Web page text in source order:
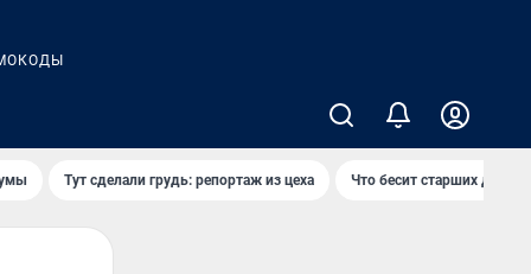
Тут сделали грудь: репортаж из цеха Что бесит старших детей